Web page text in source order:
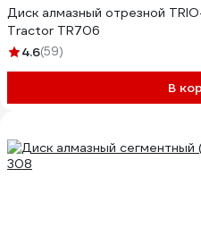
Диск алмазный отрезной
Tractor TR706
4.6(59)
В